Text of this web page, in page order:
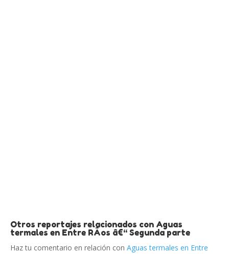
Otros reportajes relacionados con Aguas
termales en Entre RÃ­os â€“ Segunda parte
Haz tu comentario en relación con Aguas termales en Entre